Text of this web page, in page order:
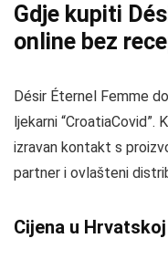
Gdje kupiti
online bez
Désir Éternel Femme
ljekarni “CroatiaCovid”.
izravan kontakt s
partner i ovlašteni
Cijena u Hrvatskoj